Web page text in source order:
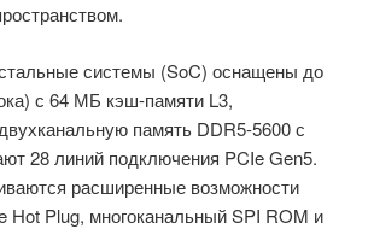
системы (SoC) оснащены до
с 64 МБ кэш-памяти L3,
память DDR5-5600 с
28 линий подключения PCIe Gen5.
расширенные возможности
Hot Plug, многоканальный SPI ROM и